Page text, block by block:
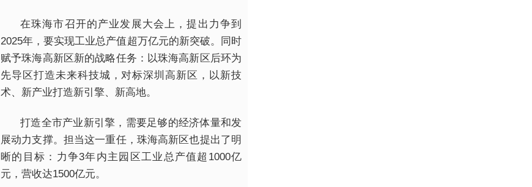
在珠海市召开的产业发展大会上，提出力争到
2025年，要实现工业总产值超万亿元的新突破。同时
赋予珠海高新区新的战略任务：以珠海高新区后环为
先导区打造未来科技城，对标深圳高新区，以新技
术、新产业打造新引擎、新高地。
打造全市产业新引擎，需要足够的经济体量和发
展动力支撑。担当这一重任，珠海高新区也提出了明
晰的目标：力争3年内主园区工业总产值超1000亿
元，营收达1500亿元。